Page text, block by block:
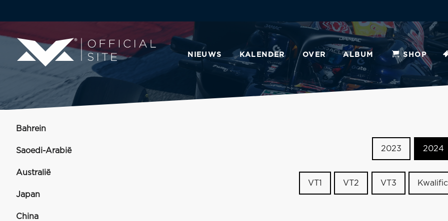
NIEUWS KALENDER OVER ALBUM SHOP
Bahrein
Saoedi-Arabië
Australië
Japan
China
2023 2024
VT1 VT2 VT3